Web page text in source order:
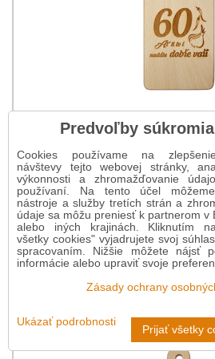
Dekoračná doska na
7,20 €
Do
Predvoľby súkromia
Cookies používame na
návštevy tejto webovej stránky,
výkonnosti a zhromažďovanie
používaní. Na tento účel
nástroje a služby tretích strán a
údaje sa môžu preniesť k partnerom v
alebo iných krajinách. Kliknutím
všetky cookies" vyjadrujete svoj
spracovaním. Nižšie môžete nájsť
informácie alebo upraviť svoje
Zásady ochrany
Ukázať podrobnosti
Prijať všetky